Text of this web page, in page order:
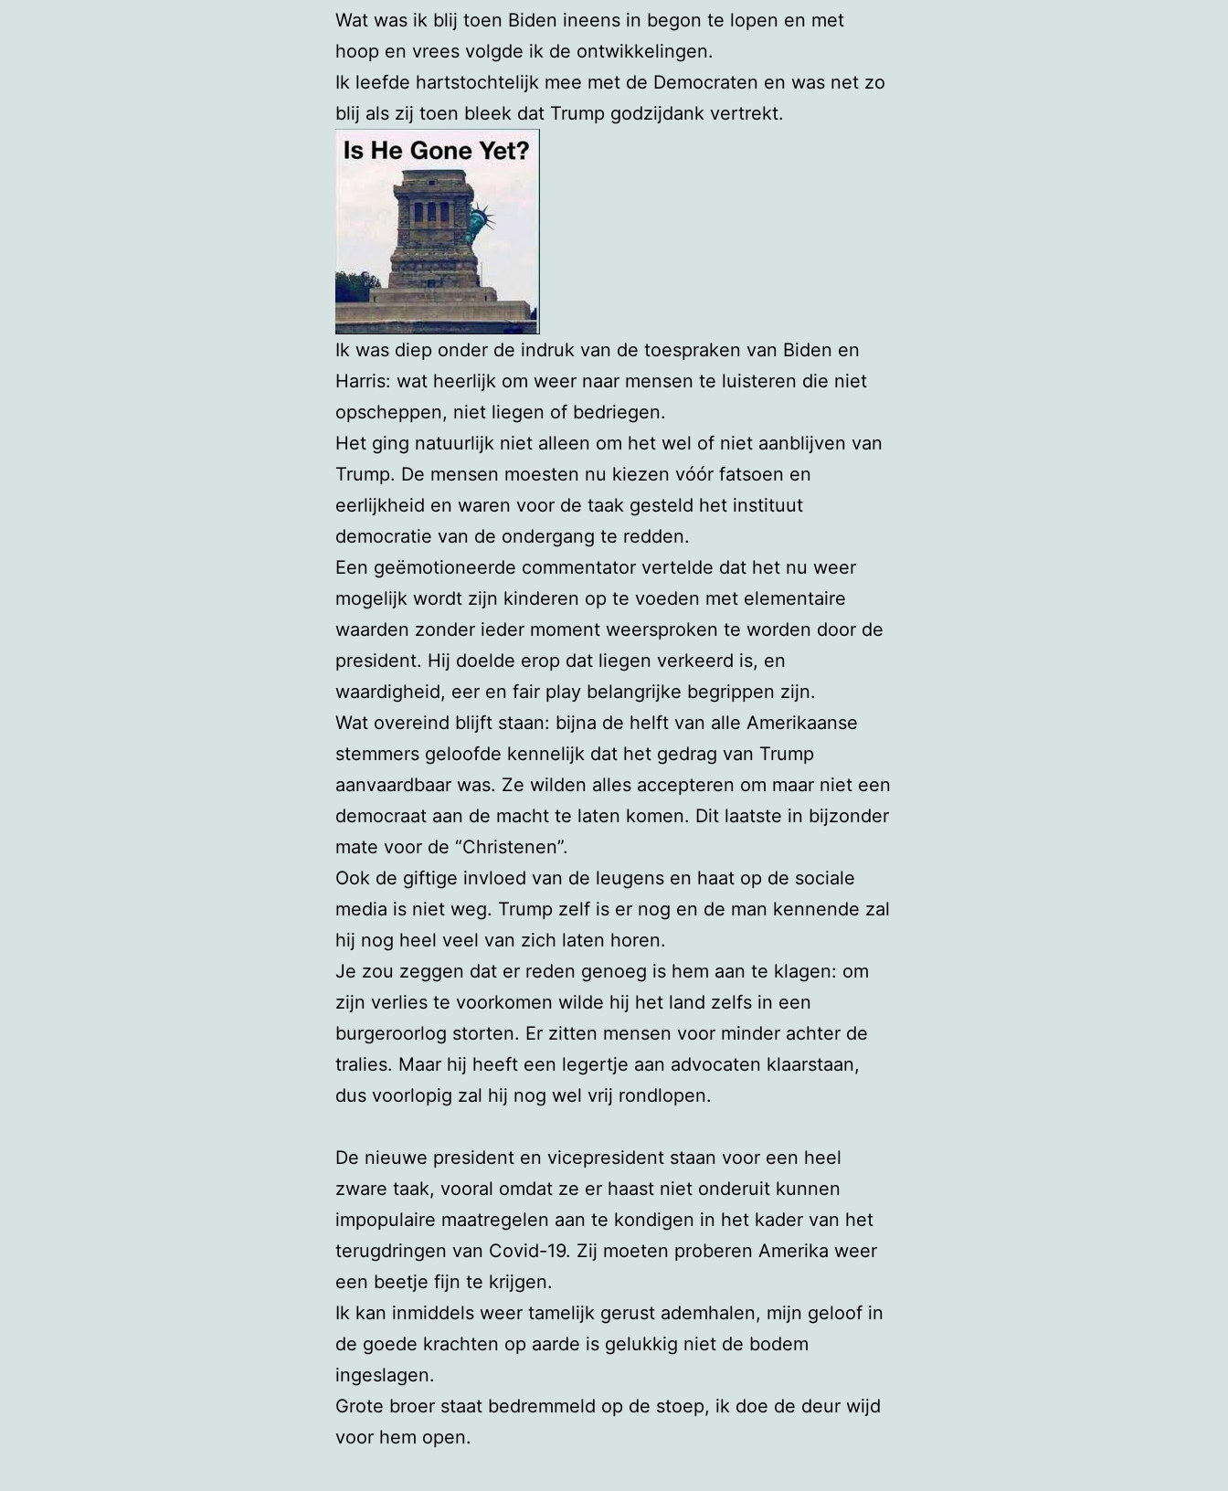
Wat was ik blij toen Biden ineens in begon te lopen en met
hoop en vrees volgde ik de ontwikkelingen.
Ik leefde hartstochtelijk mee met de Democraten en was net zo
blij als zij toen bleek dat Trump godzijdank vertrekt.
Ik was diep onder de indruk van de toespraken van Biden en
Harris: wat heerlijk om weer naar mensen te luisteren die niet
opscheppen, niet liegen of bedriegen.
Het ging natuurlijk niet alleen om het wel of niet aanblijven van
Trump. De mensen moesten nu kiezen vóór fatsoen en
eerlijkheid en waren voor de taak gesteld het instituut
democratie van de ondergang te redden.
Een geëmotioneerde commentator vertelde dat het nu weer
mogelijk wordt zijn kinderen op te voeden met elementaire
waarden zonder ieder moment weersproken te worden door de
president. Hij doelde erop dat liegen verkeerd is, en
waardigheid, eer en fair play belangrijke begrippen zijn.
Wat overeind blijft staan: bijna de helft van alle Amerikaanse
stemmers geloofde kennelijk dat het gedrag van Trump
aanvaardbaar was. Ze wilden alles accepteren om maar niet een
democraat aan de macht te laten komen. Dit laatste in bijzonder
mate voor de “Christenen”.
Ook de giftige invloed van de leugens en haat op de sociale
media is niet weg. Trump zelf is er nog en de man kennende zal
hij nog heel veel van zich laten horen.
Je zou zeggen dat er reden genoeg is hem aan te klagen: om
zijn verlies te voorkomen wilde hij het land zelfs in een
burgeroorlog storten. Er zitten mensen voor minder achter de
tralies. Maar hij heeft een legertje aan advocaten klaarstaan,
dus voorlopig zal hij nog wel vrij rondlopen.
De nieuwe president en vicepresident staan voor een heel
zware taak, vooral omdat ze er haast niet onderuit kunnen
impopulaire maatregelen aan te kondigen in het kader van het
terugdringen van Covid-19. Zij moeten proberen Amerika weer
een beetje fijn te krijgen.
Ik kan inmiddels weer tamelijk gerust ademhalen, mijn geloof in
de goede krachten op aarde is gelukkig niet de bodem
ingeslagen.
Grote broer staat bedremmeld op de stoep, ik doe de deur wijd
voor hem open.